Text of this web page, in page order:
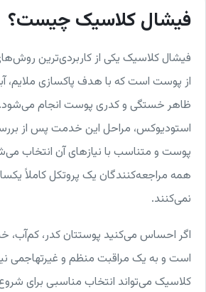
فیشال کلاسیک چیست؟
فیشال کلاسیک یکی از کاربردی‌ترین
از پوست است که با هدف پاکسازی ملایم،
ظاهر خستگی و کدری پوست انجام
استودیوکس، مراحل این خدمت پس از
پوست و متناسب با نیازهای آن انتخاب
همه مراجعه‌کنندگان یک پروتکل کاملاً
نمی‌کنند.
اگر احساس می‌کنید پوستتان کدر، کم‌آب،
است و به یک مراقبت منظم و غیرتهاجمی
کلاسیک می‌تواند انتخاب مناسبی برای